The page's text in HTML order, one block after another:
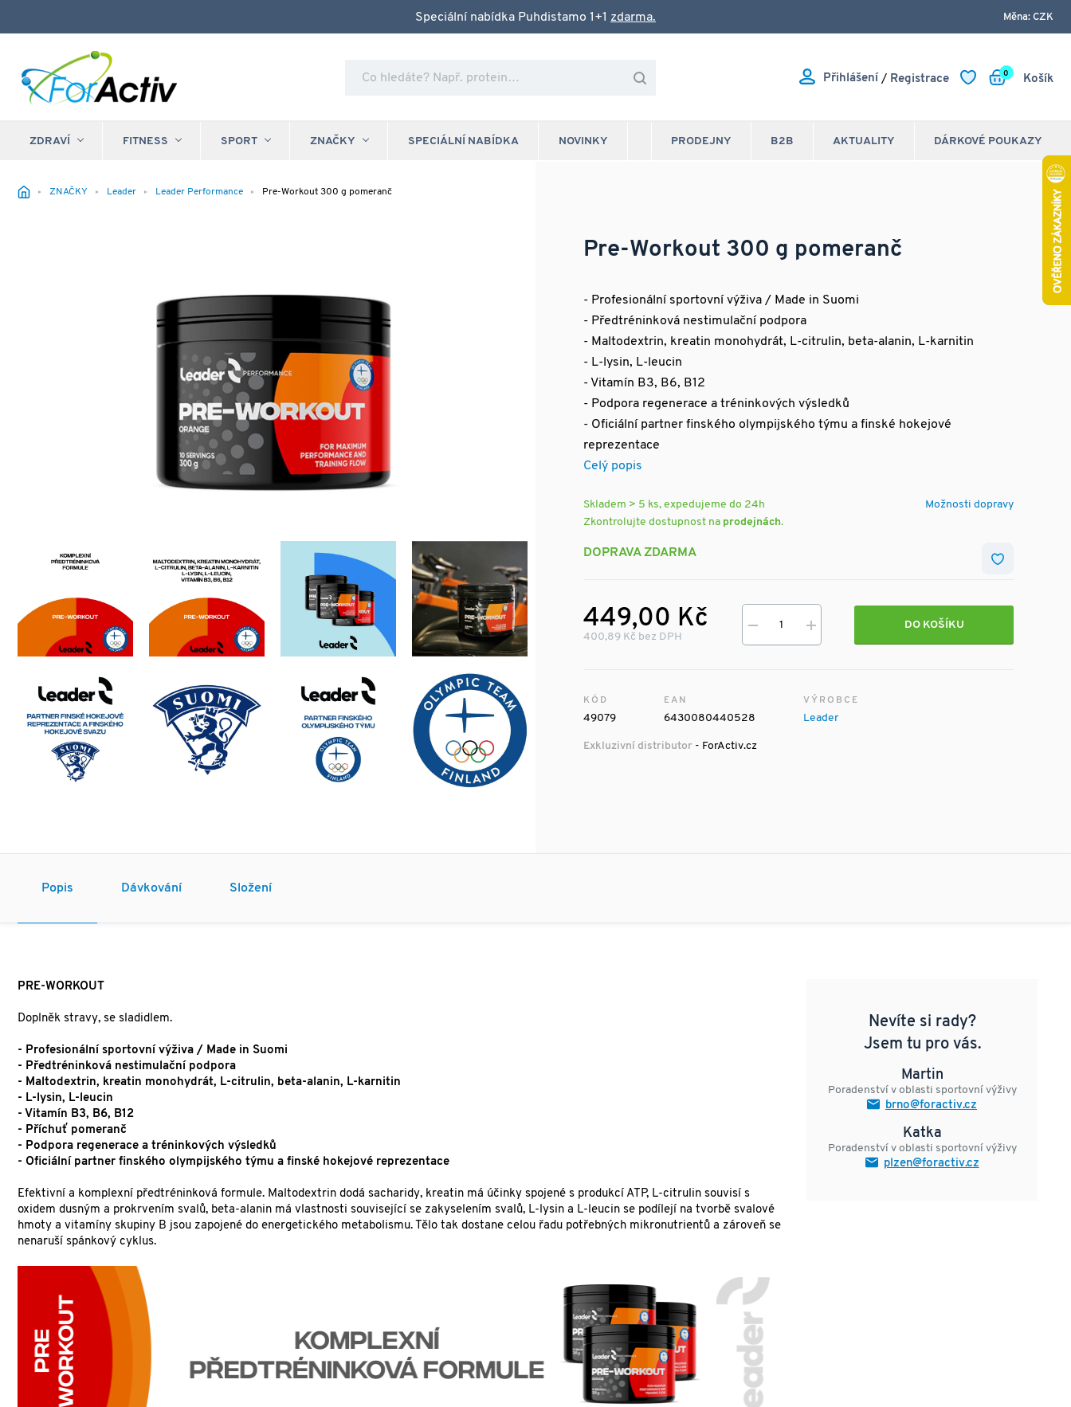
Speciální nabídka Puhdistamo 1+1 zdarma. Měna: CZK
Přihlášení / Registrace Košík
0
ZDRAVÍ FITNESS SPORT ZNAČKY SPECIÁLNÍ NABÍDKA NOVINKY DÁRKOVÉ POUKAZY
AKTUALITY
B2B
PRODEJNY
ZNAČKY Leader Leader Performance Pre-Workout 300 g pomeranč
Pre-Workout 300 g pomeranč
- Profesionální sportovní výživa / Made in Suomi
- Předtréninková nestimulační podpora
- Maltodextrin, kreatin monohydrát, L-citrulin, beta-alanin, L-karnitin
- L-lysin, L-leucin
- Vitamín B3, B6, B12
- Podpora regenerace a tréninkových výsledků
- Oficiální partner finského olympijského týmu a finské hokejové
reprezentace
Celý popis
Možnosti dopravy
Skladem > 5 ks, expedujeme do 24h
Zkontrolujte dostupnost na prodejnách.
DOPRAVA ZDARMA
449,00 Kč
400,89 Kč bez DPH
DO KOŠÍKU
KÓD
49079
EAN
6430080440528
VÝROBCE
Leader
Exkluzivní distributor - ForActiv.cz
Popis Dávkování Složení
PRE-WORKOUT
Doplněk stravy, se sladidlem.
- Profesionální sportovní výživa / Made in Suomi
- Předtréninková nestimulační podpora
- Maltodextrin, kreatin monohydrát, L-citrulin, beta-alanin, L-karnitin
- L-lysin, L-leucin
- Vitamín B3, B6, B12
- Příchuť pomeranč
- Podpora regenerace a tréninkových výsledků
- Oficiální partner finského olympijského týmu a finské hokejové reprezentace
Efektivní a komplexní předtréninková formule. Maltodextrin dodá sacharidy, kreatin má účinky spojené s produkcí ATP, L-citrulin souvisí s
oxidem dusným a prokrvením svalů, beta-alanin má vlastnosti související se zakyselením svalů, L-lysin a L-leucin se podílejí na tvorbě svalové
hmoty a vitamíny skupiny B jsou zapojené do energetického metabolismu. Tělo tak dostane celou řadu potřebných mikronutrientů a zároveň se
nenaruší spánkový cyklus.
Nevíte si rady?
Jsem tu pro vás.
Martin
Poradenství v oblasti sportovní výživy
brno@foractiv.cz
Katka
Poradenství v oblasti sportovní výživy
plzen@foractiv.cz